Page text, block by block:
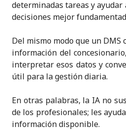
determinadas tareas y
decisiones mejor
Del mismo modo que un
información del
interpretar esos datos y
útil para la gestión diaria.
En otras palabras, la IA no
de los profesionales; les
información disponible.